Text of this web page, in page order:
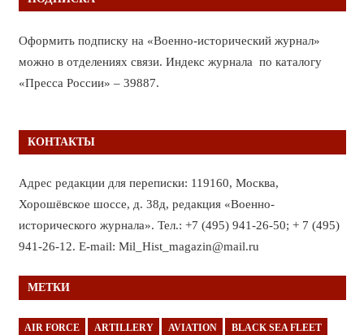
Оформить подписку на «Военно-исторический журнал»
можно в отделениях связи. Индекс журнала по каталогу
«Пресса России» – 39887.
КОНТАКТЫ
Адрес редакции для переписки: 119160, Москва,
Хорошёвское шоссе, д. 38д, редакция «Военно-
исторического журнала». Тел.: +7 (495) 941-26-50; + 7 (495)
941-26-12. E-mail: Mil_Hist_magazin@mail.ru
МЕТКИ
AIR FORCE ARTILLERY AVIATION BLACK SEA FLEET